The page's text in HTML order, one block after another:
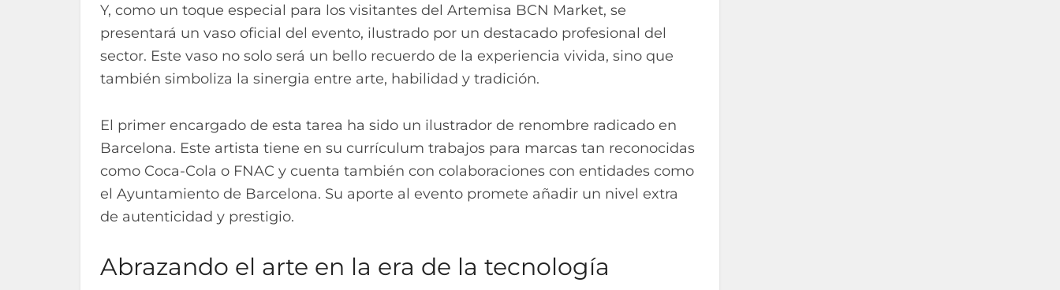
Y, como un toque especial para los visitantes del Artemisa BCN Market, se
presentará un vaso oficial del evento, ilustrado por un destacado profesional del
sector. Este vaso no solo será un bello recuerdo de la experiencia vivida, sino que
también simboliza la sinergia entre arte, habilidad y tradición.
El primer encargado de esta tarea ha sido un ilustrador de renombre radicado en
Barcelona. Este artista tiene en su currículum trabajos para marcas tan reconocidas
como Coca-Cola o FNAC y cuenta también con colaboraciones con entidades como
el Ayuntamiento de Barcelona. Su aporte al evento promete añadir un nivel extra
de autenticidad y prestigio.
Abrazando el arte en la era de la tecnología